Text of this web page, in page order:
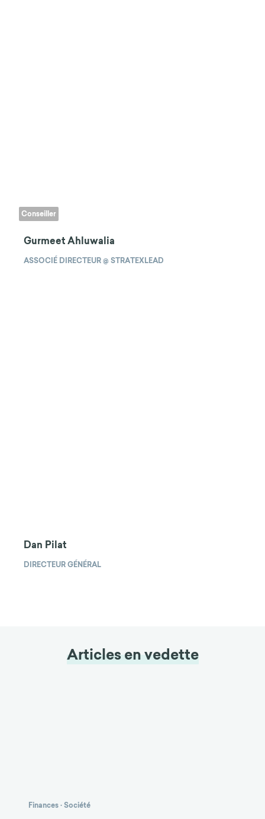
Conseiller
Gurmeet Ahluwalia
ASSOCIÉ DIRECTEUR @ STRATEXLEAD
Dan Pilat
DIRECTEUR GÉNÉRAL
Articles en vedette
Finances·Société